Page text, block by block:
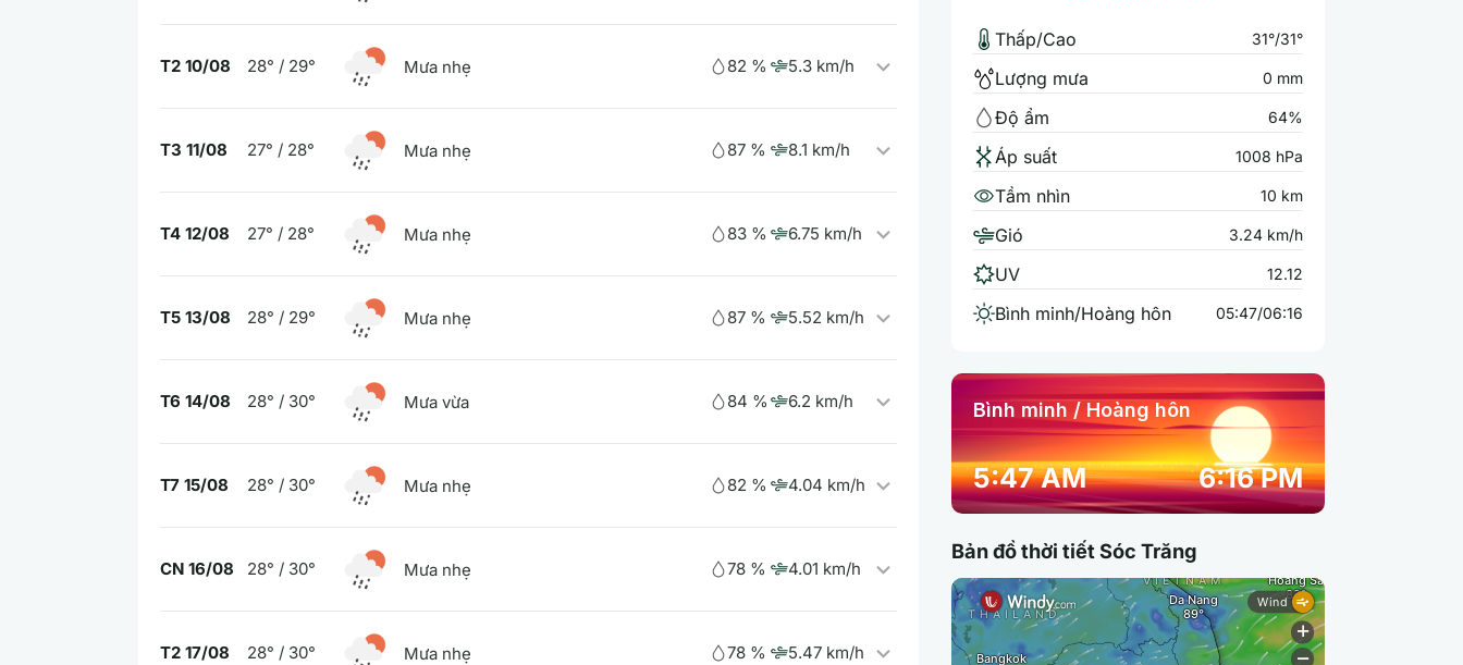
T2 10/08 28° / 29° Mưa nhẹ 82 % 5.3 km/h
T3 11/08 27° / 28° Mưa nhẹ 87 % 8.1 km/h
T4 12/08 27° / 28° Mưa nhẹ 83 % 6.75 km/h
T5 13/08 28° / 29° Mưa nhẹ 87 % 5.52 km/h
T6 14/08 28° / 30° Mưa vừa 84 % 6.2 km/h
T7 15/08 28° / 30° Mưa nhẹ 82 % 4.04 km/h
CN 16/08 28° / 30° Mưa nhẹ 78 % 4.01 km/h
T2 17/08 28° / 30° Mưa nhẹ 78 % 5.47 km/h
Thấp/Cao 31°/31°
Lượng mưa 0 mm
Độ ẩm 64%
Áp suất 1008 hPa
Tầm nhìn 10 km
Gió 3.24 km/h
UV 12.12
Bình minh/Hoàng hôn 05:47/06:16
Bình minh / Hoàng hôn
5:47 AM 6:16 PM
Bản đồ thời tiết Sóc Trăng